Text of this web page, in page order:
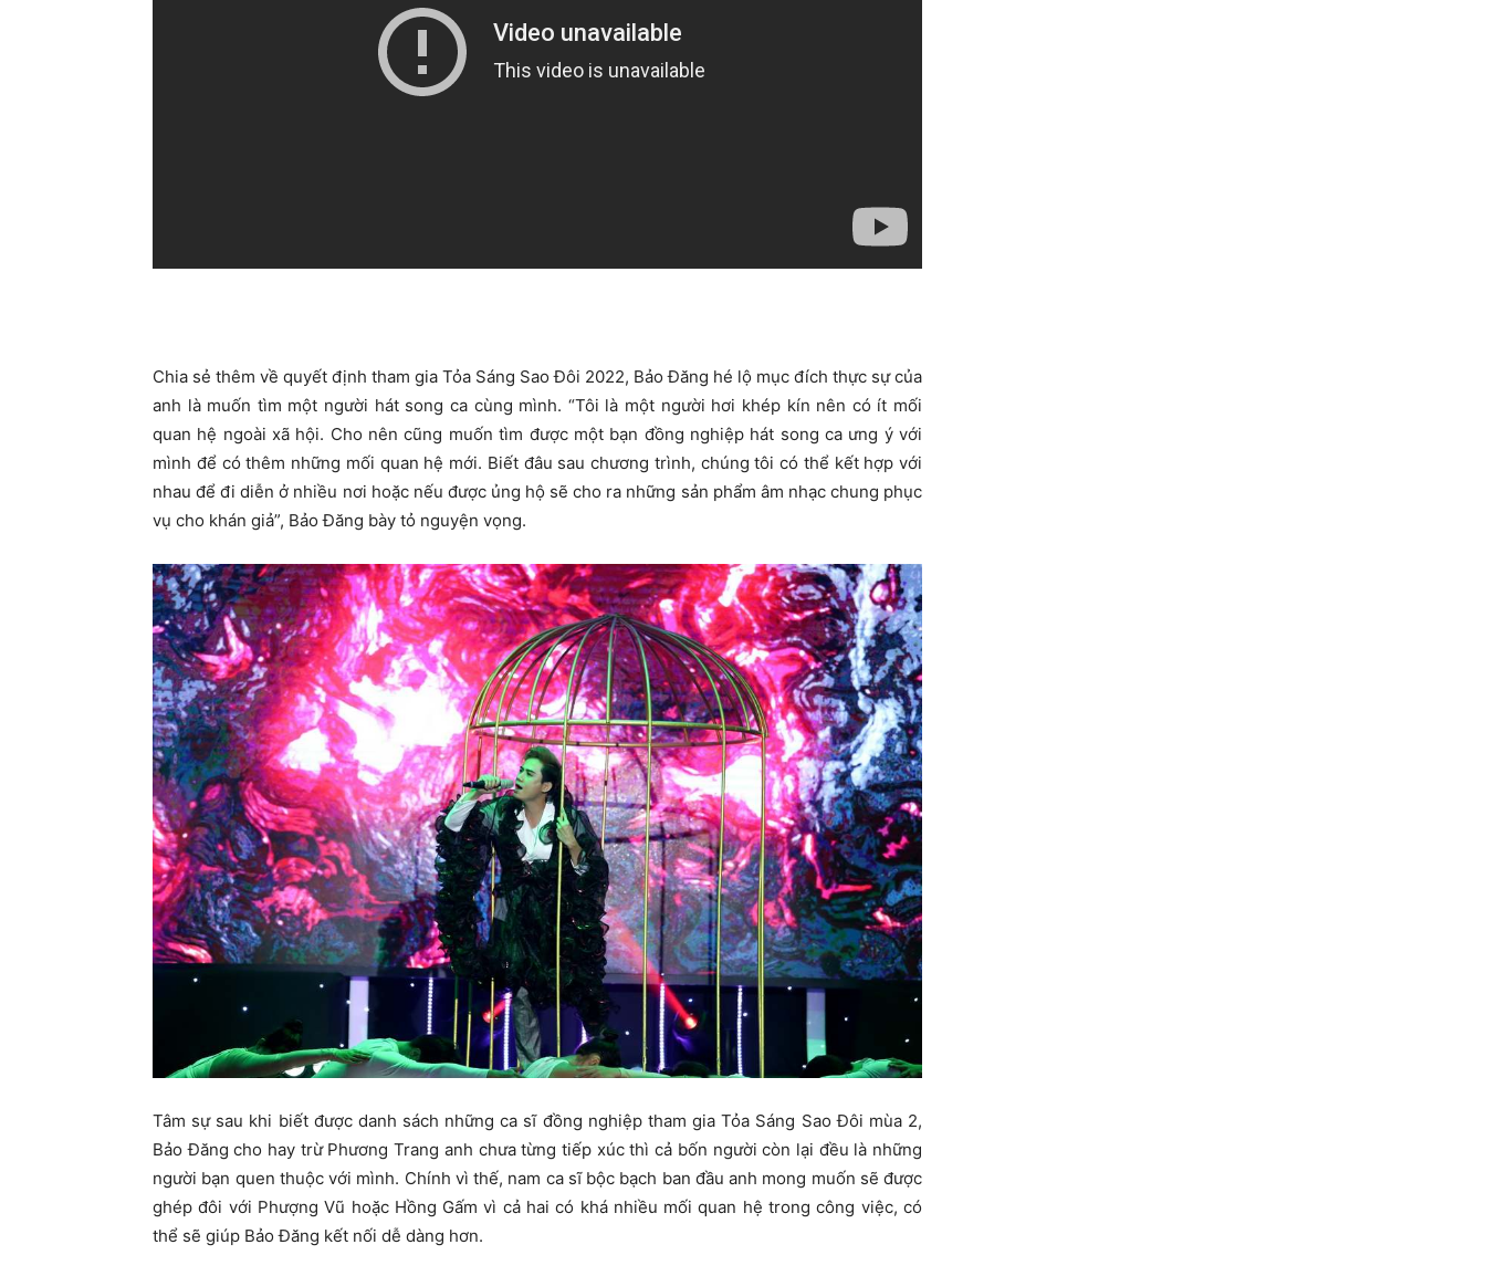
Chia sẻ thêm về quyết định tham gia Tỏa Sáng Sao Đôi 2022, Bảo Đăng hé lộ mục đích thực sự của
anh là muốn tìm một người hát song ca cùng mình. “Tôi là một người hơi khép kín nên có ít mối
quan hệ ngoài xã hội. Cho nên cũng muốn tìm được một bạn đồng nghiệp hát song ca ưng ý với
mình để có thêm những mối quan hệ mới. Biết đâu sau chương trình, chúng tôi có thể kết hợp với
nhau để đi diễn ở nhiều nơi hoặc nếu được ủng hộ sẽ cho ra những sản phẩm âm nhạc chung phục
vụ cho khán giả”, Bảo Đăng bày tỏ nguyện vọng.
Tâm sự sau khi biết được danh sách những ca sĩ đồng nghiệp tham gia Tỏa Sáng Sao Đôi mùa 2,
Bảo Đăng cho hay trừ Phương Trang anh chưa từng tiếp xúc thì cả bốn người còn lại đều là những
người bạn quen thuộc với mình. Chính vì thế, nam ca sĩ bộc bạch ban đầu anh mong muốn sẽ được
ghép đôi với Phượng Vũ hoặc Hồng Gấm vì cả hai có khá nhiều mối quan hệ trong công việc, có
thể sẽ giúp Bảo Đăng kết nối dễ dàng hơn.